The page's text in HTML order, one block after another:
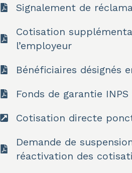
Signalement de
Cotisation
l’employeur
Bénéficiaires désignés
Fonds de garantie
Cotisation directe
Demande de
réactivation des